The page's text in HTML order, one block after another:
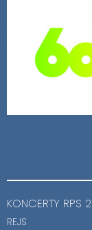
KONCERTY RPS
REJS